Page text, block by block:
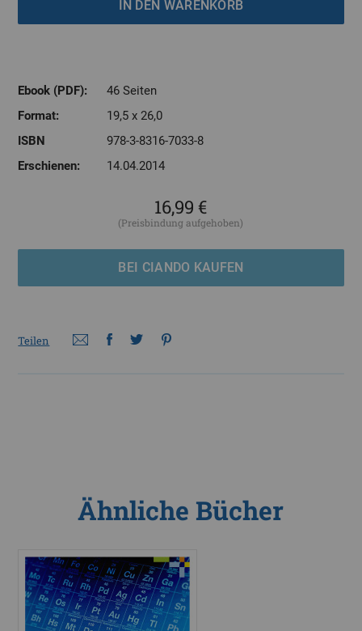
Ebook (PDF):
46 Seiten
Format:
19,5 x 26,0
ISBN
978-3-8316-7033-8
Erschienen:
14.04.2014
16,99 €
(Preisbindung aufgehoben)
BEI CIANDO KAUFEN
Teilen
Ähnliche Bücher